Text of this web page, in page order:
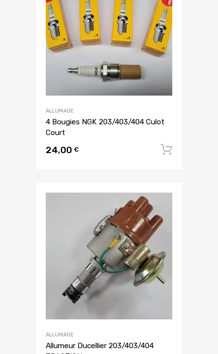
ALLUMAGE
4 Bougies NGK 203/403/404 Culot
Court
24,00 €
ALLUMAGE
Allumeur Ducellier 203/403/404